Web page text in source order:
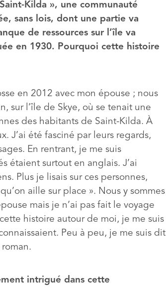
Kilda », une communauté
sans lois, dont une partie va
de ressources sur l’île va
en 1930. Pourquoi cette histoire
en 2012 avec mon épouse ; nous
sur l’île de Skye, où se tenait une
des habitants de Saint-Kilda. À
J’ai été fasciné par leurs regards,
En rentrant, je me suis
étaient surtout en anglais. J’ai
Plus je lisais sur ces personnes,
aille sur place ». Nous y sommes
mais je n’ai pas fait le voyage
histoire autour de moi, je me suis
Peu à peu, je me suis dit
intrigué dans cette